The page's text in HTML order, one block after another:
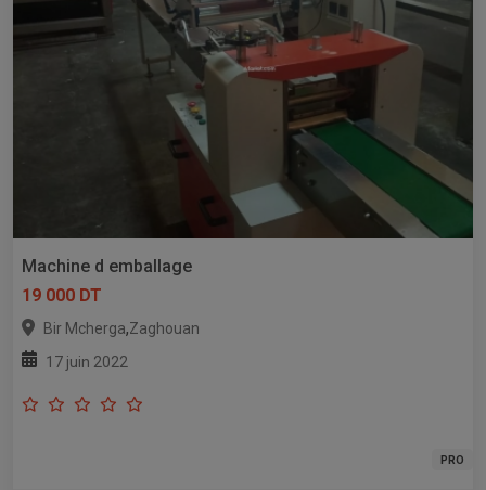
Machine d emballage
19 000 DT
Bir Mcherga,Zaghouan
17 juin 2022
PRO